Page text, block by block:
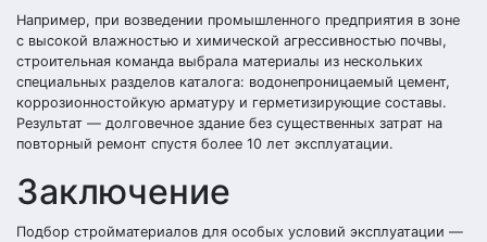
Например, при возведении промышленного предприятия в зоне
с высокой влажностью и химической агрессивностью почвы,
строительная команда выбрала материалы из нескольких
специальных разделов каталога: водонепроницаемый цемент,
коррозионностойкую арматуру и герметизирующие составы.
Результат — долговечное здание без существенных затрат на
повторный ремонт спустя более 10 лет эксплуатации.
Заключение
Подбор стройматериалов для особых условий эксплуатации —